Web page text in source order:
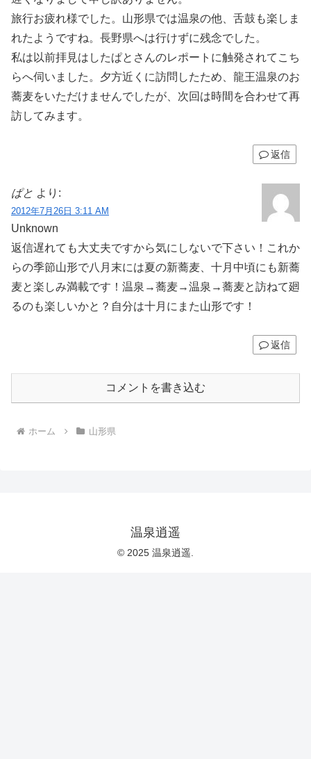
旅行お疲れ様でした。山形県では温泉の他、舌鼓も楽しま
れたようですね。長野県へは行けずに残念でした。
私は以前拝見はしたぱとさんのレポートに触発されてこち
らへ伺いました。夕方近くに訪問したため、龍王温泉のお
蕎麦をいただけませんでしたが、次回は時間を合わせて再
訪してみます。
返信
ぱと より:
2012年7月26日 3:11 AM
Unknown
返信遅れても大丈夫ですから気にしないで下さい！これか
らの季節山形で八月末には夏の新蕎麦、十月中頃にも新蕎
麦と楽しみ満載です！温泉→蕎麦→温泉→蕎麦と訪ねて廻
るのも楽しいかと？自分は十月にまた山形です！
返信
コメントを書き込む
ホーム 山形県
温泉逍遥
© 2025 温泉逍遥.